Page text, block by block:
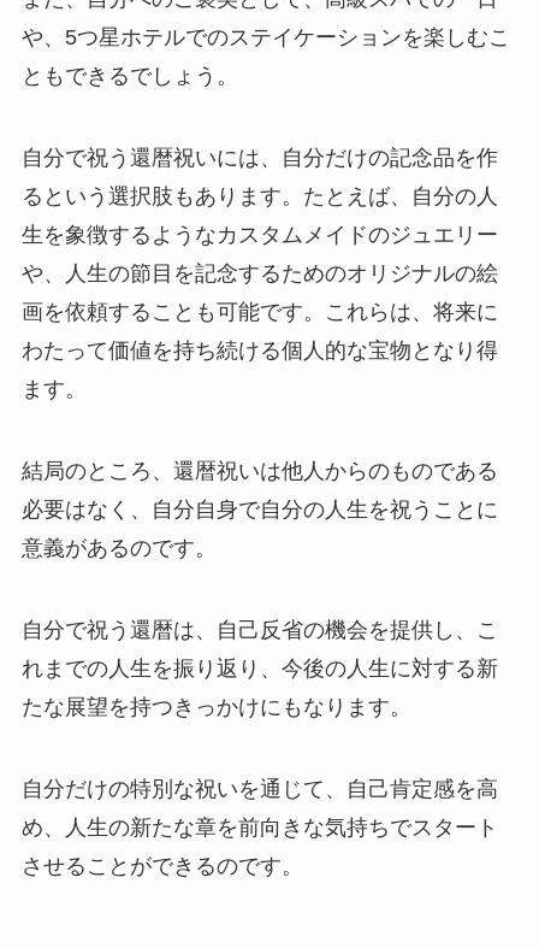
や、5つ星ホテルでのステイケーションを楽しむこ
ともできるでしょう。
自分で祝う還暦祝いには、自分だけの記念品を作
るという選択肢もあります。たとえば、自分の人
生を象徴するようなカスタムメイドのジュエリー
や、人生の節目を記念するためのオリジナルの絵
画を依頼することも可能です。これらは、将来に
わたって価値を持ち続ける個人的な宝物となり得
ます。
結局のところ、 還暦祝いは他人からのものである
必要はなく、自分自身で自分の人生を祝うことに
意義があるのです。
自分で祝う還暦は、自己反省の機会を提供し、こ
れまでの人生を振り返り、今後の人生に対する新
たな展望を持つきっかけにもなります。
自分だけの特別な祝いを通じて、自己肯定感を高
め、人生の新たな章を前向きな気持ちでスタート
させることができるのです。